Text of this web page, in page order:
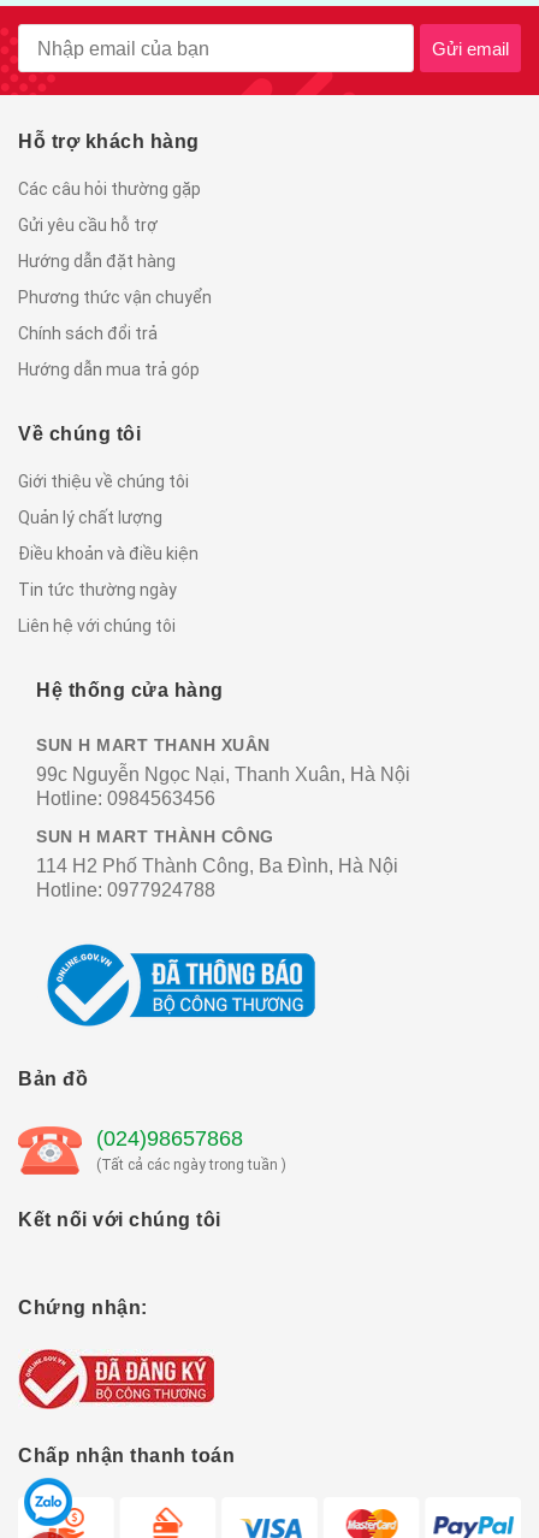
Gửi email
Hỗ trợ khách hàng
Các câu hỏi thường gặp
Gửi yêu cầu hỗ trợ
Hướng dẫn đặt hàng
Phương thức vận chuyển
Chính sách đổi trả
Hướng dẫn mua trả góp
Về chúng tôi
Giới thiệu về chúng tôi
Quản lý chất lượng
Điều khoản và điều kiện
Tin tức thường ngày
Liên hệ với chúng tôi
Hệ thống cửa hàng
SUN H MART THANH XUÂN
99c Nguyễn Ngọc Nại, Thanh Xuân, Hà Nội
Hotline: 0984563456
SUN H MART THÀNH CÔNG
114 H2 Phố Thành Công, Ba Đình, Hà Nội
Hotline: 0977924788
Bản đồ
(024)98657868
(Tất cả các ngày trong tuần )
Kết nối với chúng tôi
Chứng nhận:
Chấp nhận thanh toán